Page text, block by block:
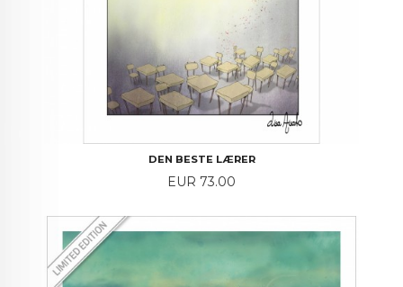
DEN BESTE LÆRER
Price
EUR 73.00